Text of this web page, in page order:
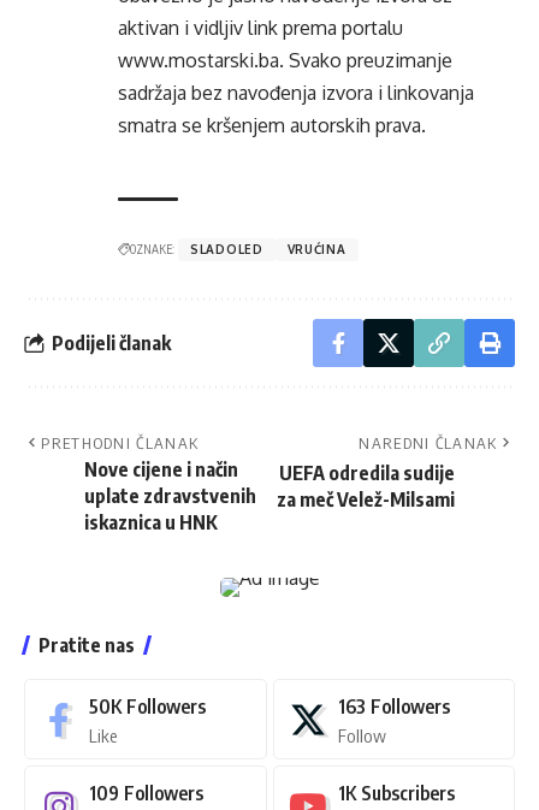
aktivan i vidljiv link prema portalu
www.mostarski.ba. Svako preuzimanje
sadržaja bez navođenja izvora i linkovanja
smatra se kršenjem autorskih prava.
OZNAKE: SLADOLED VRUĆINA
Podijeli članak
PRETHODNI ČLANAK
Nove cijene i način
uplate zdravstvenih
iskaznica u HNK
NAREDNI ČLANAK
UEFA odredila sudije
za meč Velež-Milsami
Pratite nas
50K Followers
Like
163 Followers
Follow
109 Followers 1K Subscribers